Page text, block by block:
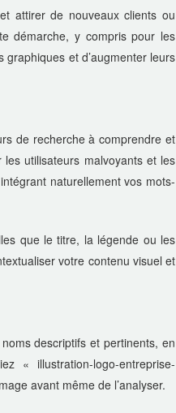
attirer de nouveaux clients ou
démarche, y compris pour les
et d’augmenter leurs
de recherche à comprendre et
utilisateurs malvoyants et les
naturellement vos mots-
que le titre, la légende ou les
votre contenu visuel et
descriptifs et pertinents, en
« illustration-logo-entreprise-
avant même de l’analyser.